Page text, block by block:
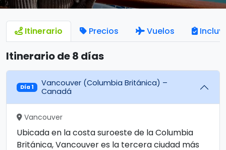
Itinerario Precios Vuelos
Itinerario de 8 días
Día 1
Vancouver (Columbia Británica) –
Canadá
Vancouver
Ubicada en la costa suroeste de la Columbia
Británica, Vancouver es la tercera ciudad más